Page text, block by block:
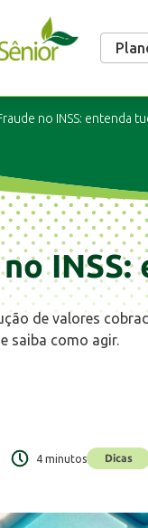
no INSS: entenda
de valores
saiba como agir.
4 minutos Dicas